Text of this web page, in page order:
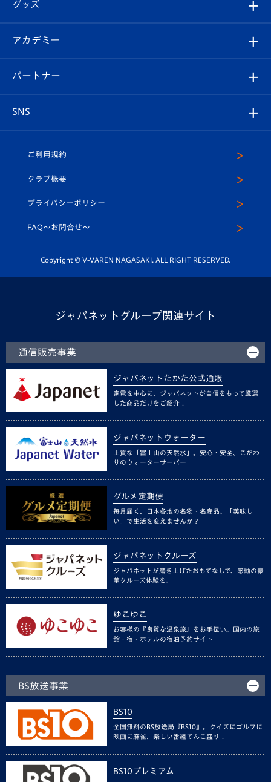
チケット
イベント
メディア
ホームタウン
スタッフプロフィール
マスコット紹介
平和祈念活動
ホームタウン活動
Revive Team
ヴィヴィくんの長崎おもてなしガイド
フォトギャラリー
スタジアムグルメ
V-LOVERS（ファンクラブ）
プレイヤーズスイート
グッズ
オンラインショップ
店舗情報
アカデミー
育成からのお知らせ
U-18
スクール
パートナー
SNS
ヴィヴィくんインスタグラム
公式LINE＠
ご利用規約
クラブ概要
プライバシーポリシー
FAQ〜お問合せ〜
Copyright © V-VAREN NAGASAKI. ALL RIGHT RESERVED.
ジャパネットグループ関連サイト
通信販売事業
ジャパネットたかた公式通販
家電を中心に、ジャパネットが自信をもって厳選
した商品だけをご紹介！
ジャパネットウォーター
上質な「富士山の天然水」。安心・安全、こだわ
りのウォーターサーバー
グルメ定期便
毎月届く、日本各地の名物・名産品。「美味し
い」で生活を変えませんか？
ジャパネットクルーズ
ジャパネットが磨き上げたおもてなしで、感動の豪
華クルーズ体験を。
ゆこゆこ
お客様の『良質な温泉旅』をお手伝い。国内の旅
館・宿・ホテルの宿泊予約サイト
BS放送事業
BS10
全国無料のBS放送局『BS10』。クイズにゴルフに
映画に麻雀、楽しい番組てんこ盛り！
BS10プレミアム